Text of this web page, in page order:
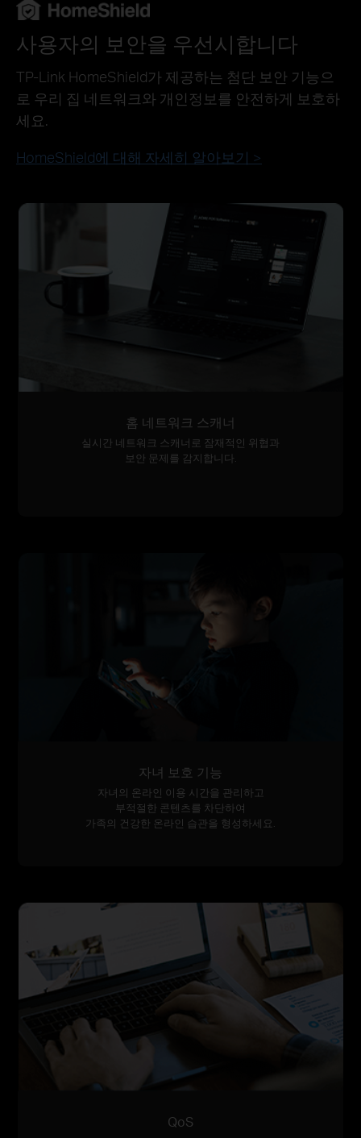
사용자의 보안을 우선시합니다
TP-Link HomeShield가 제공하는 첨단 보안 기능으
로 우리 집 네트워크와 개인정보를 안전하게 보호하
세요.
HomeShield에 대해 자세히 알아보기 >
홈 네트워크 스캐너
실시간 네트워크 스캐너로 잠재적인 위협과
보안 문제를 감지합니다.
자녀 보호 기능
자녀의 온라인 이용 시간을 관리하고
부적절한 콘텐츠를 차단하여
가족의 건강한 온라인 습관을 형성하세요.
QoS